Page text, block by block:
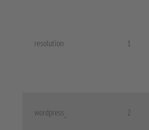
resolution 1
wordpress_ 2